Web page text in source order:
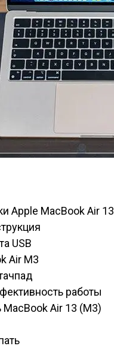
Apple MacBook Air
USB
Air M3
работы
Air 13 (M3)